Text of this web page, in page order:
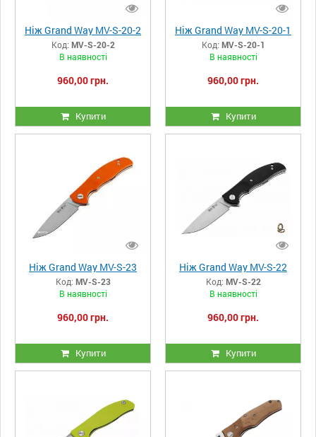
Ніж Grand Way MV-S-20-2
Код: MV-S-20-2
В наявності
960,00 грн.
Купити
Ніж Grand Way MV-S-20-1
Код: MV-S-20-1
В наявності
960,00 грн.
Купити
Ніж Grand Way MV-S-23
Код: MV-S-23
В наявності
960,00 грн.
Купити
Ніж Grand Way MV-S-22
Код: MV-S-22
В наявності
960,00 грн.
Купити